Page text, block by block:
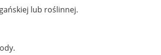
lub roślinnej.